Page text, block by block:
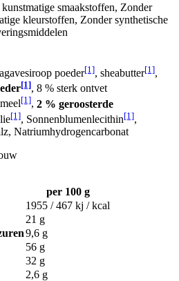
smaakstoffen, Zonder
kleurstoffen, Zonder synthetische
poeder[1], sheabutter[1],
[1], 8 % sterk ontvet
[1], 2 % geroosterde
[1], Sonnenblumenlecithin[1],
Natriumhydrogencarbonat
per 100 g
1955 / 467 kj / kcal
21 g
9,6 g
56 g
32 g
2,6 g